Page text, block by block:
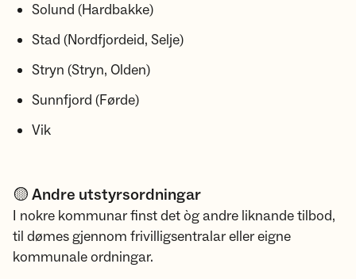
Solund (Hardbakke)
Stad (Nordfjordeid, Selje)
Stryn (Stryn, Olden)
Sunnfjord (Førde)
Vik
🟡 Andre utstyrsordningar
I nokre kommunar finst det òg andre liknande tilbod,
til dømes gjennom frivilligsentralar eller eigne
kommunale ordningar.